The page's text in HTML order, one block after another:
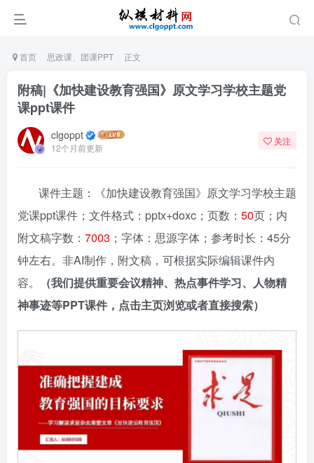
首页 思政课、团课PPT 正文
附稿|《加快建设教育强国》原文学习学校主题党
课ppt课件
clgoppt
12个月前更新
关注
课件主题：《加快建设教育强国》原文学习学校主题
党课ppt课件；文件格式：pptx+doxc；页数： 50页；内
附文稿字数： 7003 ；字体：思源字体；参考时长：45分
钟左右。非AI制作，附文稿，可根据实际编辑课件内
容。
（我们提供重要会议精神、热点事件学习、人物精
神事迹等PPT课件，点击主页浏览或者直接搜索）